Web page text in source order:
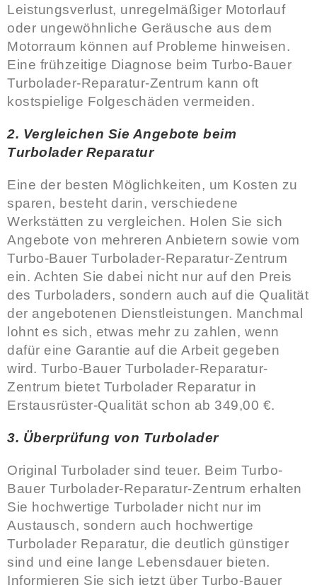
Leistungsverlust, unregelmäßiger Motorlauf
oder ungewöhnliche Geräusche aus dem
Motorraum können auf Probleme hinweisen.
Eine frühzeitige Diagnose beim Turbo-Bauer
Turbolader-Reparatur-Zentrum kann oft
kostspielige Folgeschäden vermeiden.
2. Vergleichen Sie Angebote beim
Turbolader Reparatur
Eine der besten Möglichkeiten, um Kosten zu
sparen, besteht darin, verschiedene
Werkstätten zu vergleichen. Holen Sie sich
Angebote von mehreren Anbietern sowie vom
Turbo-Bauer Turbolader-Reparatur-Zentrum
ein. Achten Sie dabei nicht nur auf den Preis
des Turboladers, sondern auch auf die Qualität
der angebotenen Dienstleistungen. Manchmal
lohnt es sich, etwas mehr zu zahlen, wenn
dafür eine Garantie auf die Arbeit gegeben
wird. Turbo-Bauer Turbolader-Reparatur-
Zentrum bietet Turbolader Reparatur in
Erstausrüster-Qualität schon ab 349,00 €.
3. Überprüfung von Turbolader
Original Turbolader sind teuer. Beim Turbo-
Bauer Turbolader-Reparatur-Zentrum erhalten
Sie hochwertige Turbolader nicht nur im
Austausch, sondern auch hochwertige
Turbolader Reparatur, die deutlich günstiger
sind und eine lange Lebensdauer bieten.
Informieren Sie sich jetzt über Turbo-Bauer